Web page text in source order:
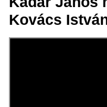
17 júl.
2024
Kovács